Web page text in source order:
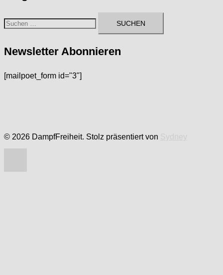
Suchen
Newsletter Abonnieren
[mailpoet_form id="3"]
© 2026 DampfFreiheit. Stolz präsentiert von